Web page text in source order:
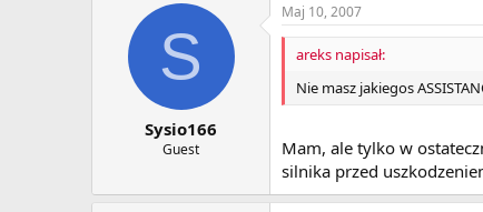
S
Sysio166
Guest
Maj 10, 2007
areks napisał:
Nie masz jakiegos
Mam, ale tylko w
silnika przed